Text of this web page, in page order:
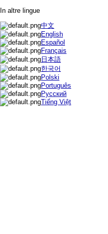
In altre lingue
中文
English
Español
Français
日本語
한국어
Polski
Português
Русский
Tiếng Việt